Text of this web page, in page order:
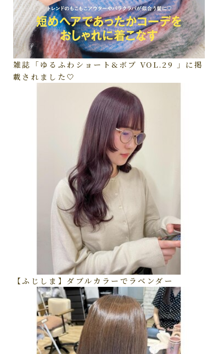
雑誌「ゆるふわショート&ボブ VOL.29 」に掲
載されました🤍
【ふじしま】ダブルカラーでラベンダー